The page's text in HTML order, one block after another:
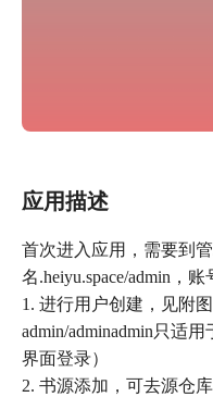
应用描述
首次进入应用，需要到
名.heiyu.space/admin，账
1. 进行用户创建，见附
admin/adminadmin只适
界面登录）
2. 书源添加，可去源仓库